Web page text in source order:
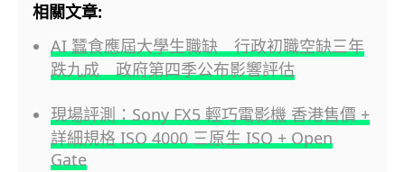
相關文章:
AI 蠶食應屆大學生職缺 行政初職空缺三年
跌九成 政府第四季公布影響評估
現場評測：Sony FX5 輕巧電影機 香港售價 +
詳細規格 ISO 4000 三原生 ISO + Open
Gate